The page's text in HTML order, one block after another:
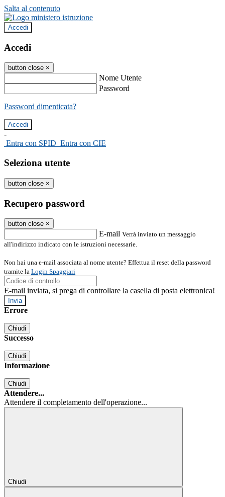
Salta al contenuto
Accedi
Accedi
button close ×
Nome Utente
Password
Password dimenticata?
-
Entra con SPID Entra con CIE
Seleziona utente
button close ×
Recupero password
button close ×
E-mail Verrà inviato un messaggio
all'indirizzo indicato con le istruzioni necessarie.
Non hai una e-mail associata al nome utente? Effettua il reset della password
tramite la Login Spaggiari
E-mail inviata, si prega di controllare la casella di posta elettronica!
Errore
Chiudi
Successo
Chiudi
Informazione
Chiudi
Attendere...
Attendere il completamento dell'operazione...
Chiudi